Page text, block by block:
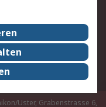
Center
Uster, Grabenstrasse 6,